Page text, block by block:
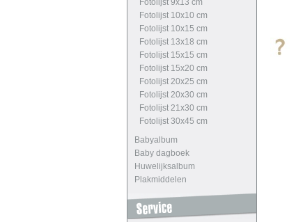
Fotolijst 9x13 cm
Fotolijst 10x10 cm
Fotolijst 10x15 cm
Fotolijst 13x18 cm
Fotolijst 15x15 cm
Fotolijst 15x20 cm
Fotolijst 20x25 cm
Fotolijst 20x30 cm
Fotolijst 21x30 cm
Fotolijst 30x45 cm
Babyalbum
Baby dagboek
Huwelijksalbum
Plakmiddelen